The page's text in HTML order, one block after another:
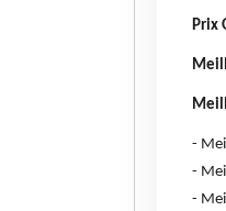
Prix
-
-
-